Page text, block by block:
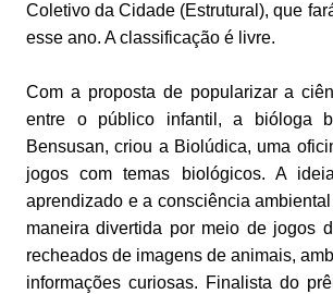
Coletivo da Cidade (Estrutural), que
esse ano. A classificação é livre.
Com a proposta de popularizar a
entre o público infantil, a bióloga
Bensusan, criou a Biolúdica, uma
jogos com temas biológicos. A
aprendizado e a consciência
maneira divertida por meio de jogos
recheados de imagens de animais,
informações curiosas. Finalista do